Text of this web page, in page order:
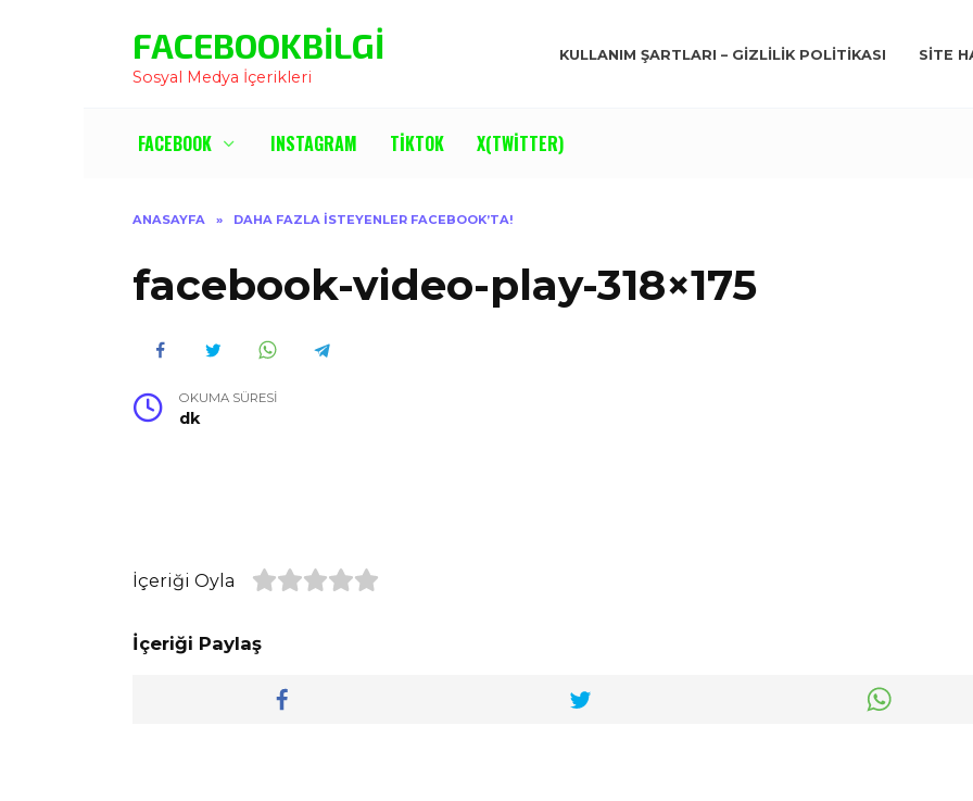
FACEBOOKBILGI
Sosyal Medya İçerikleri
KULLANIM ŞARTLARI – GIZLILIK POLITIKASI SITE
FACEBOOK INSTAGRAM TIKTOK X(TWITTER)
ANASAYFA » DAHA FAZLA İSTEYENLER FACEBOOK’TA!
facebook-video-play-318×175
OKUMA SÜRESI
dk
İçeriği Oyla
İçeriği Paylaş